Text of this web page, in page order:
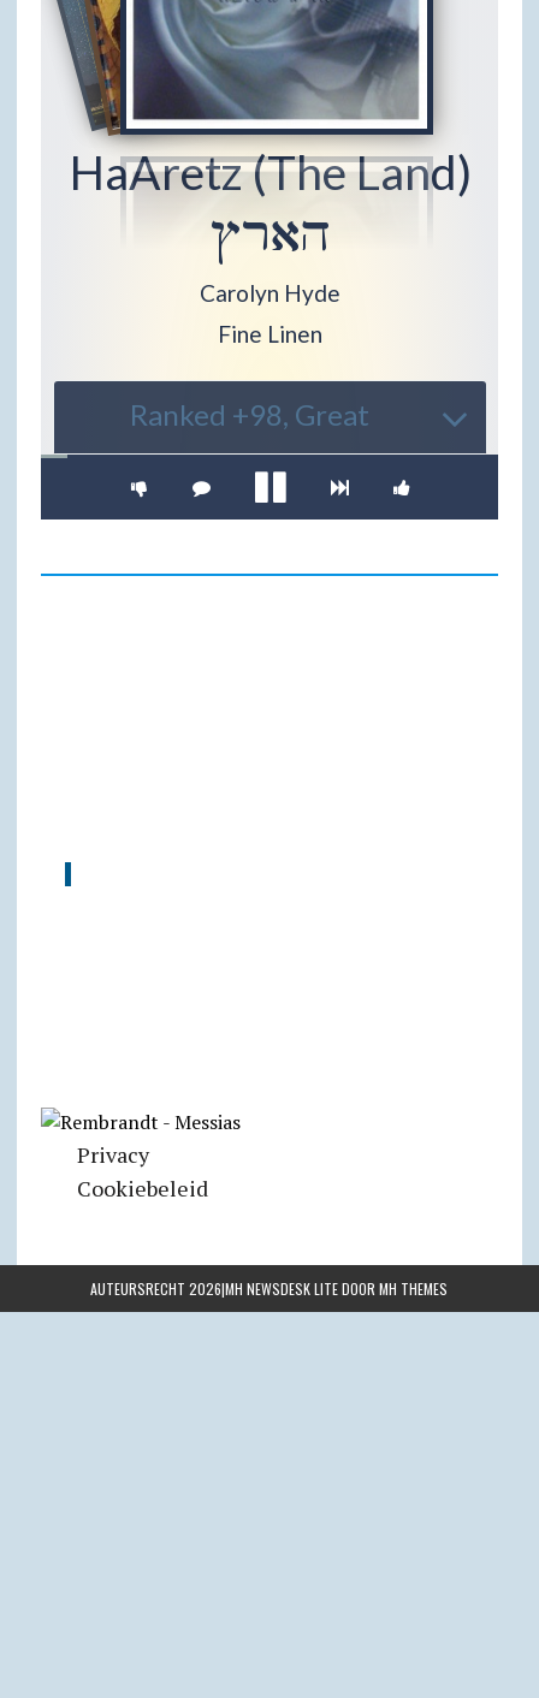
Privacy
Cookiebeleid
AUTEURSRECHT 2026|MH NEWSDESK LITE DOORMH THEMES